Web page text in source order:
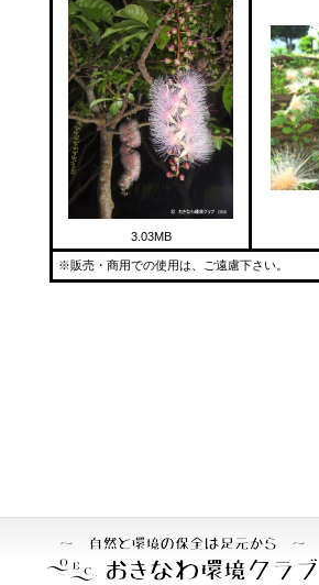
3.03MB
※販売・商用での使用は、ご遠慮下さい。